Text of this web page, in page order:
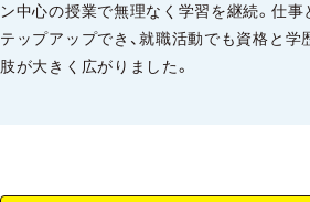
ン中心の授業で無理なく学習を継続。仕
テップアップでき、就職活動でも資格と学
肢が大きく広がりました。